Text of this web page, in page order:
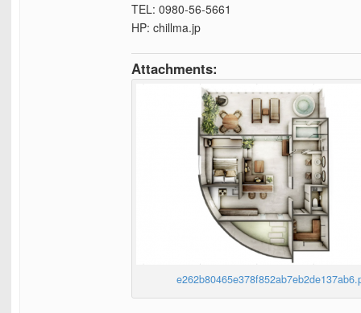
TEL: 0980-56-5661
HP: chillma.jp
Attachments: